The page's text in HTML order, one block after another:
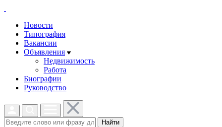
Новости
Типография
Вакансии
Объявления
Недвижимость
Работа
Биографии
Руководство
Найти